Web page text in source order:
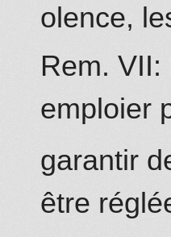
olence,
Rem. VII:
emploier
garantir
être